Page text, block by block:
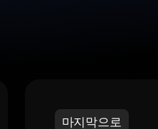
마지막으로